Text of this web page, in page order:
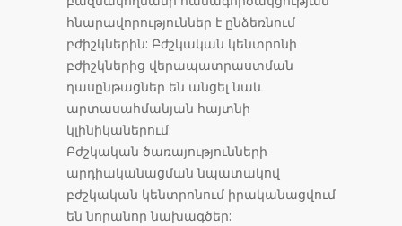
հնարավորություններ է ընձեռնում
բժիշկներին: Բժշկական կենտրոնի
բժիշկներից վերապատրաստման
դասընթացներ են անցել նաև
արտասահմանյան հայտնի
կլինիկաներում:
Բժշկական ծառայությունների
արդիականացման նպատակով
բժշկական կենտրոնում իրականացվում
են նորանոր նախագծեր: